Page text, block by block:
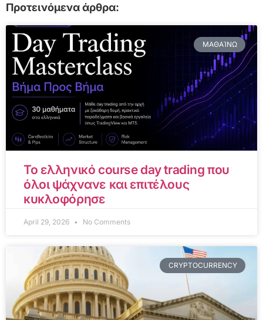
Προτεινόμενα άρθρα:
ΜΑΘΑΊΝΩ
Το ελληνικό course day trading που
όλοι ψάχνανε και επιτέλους
κυκλοφόρησε
April 29, 2026 No Comments
CRYPTOCURRENCY